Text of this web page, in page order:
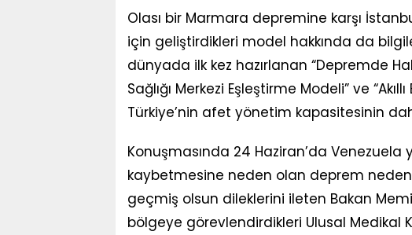
Olası bir Marmara depremine karşı
için geliştirdikleri model hakkında da
dünyada ilk kez hazırlanan “Depremde
Sağlığı Merkezi Eşleştirme Modeli” ve
Türkiye’nin afet yönetim kapasitesinin
Konuşmasında 24 Haziran’da Venezuela
kaybetmesine neden olan deprem
geçmiş olsun dileklerini ileten Bakan
bölgeye görevlendirdikleri Ulusal Medikal